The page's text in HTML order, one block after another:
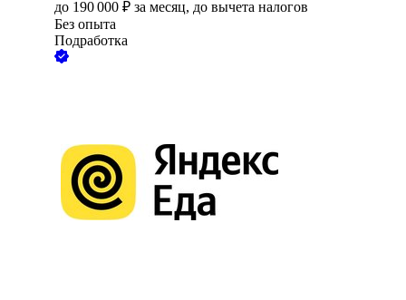
до 190 000 ₽ за месяц, до вычета налогов
Без опыта
Подработка